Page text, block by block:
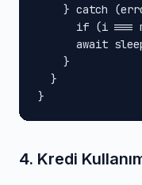
} catch
if (i ===
await
    }
  }
}
4. Kredi